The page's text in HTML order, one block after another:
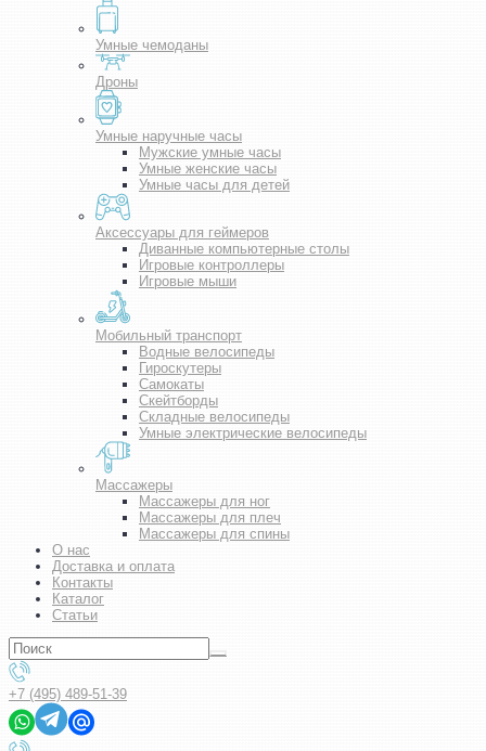
Умные чемоданы
Дроны
Умные наручные часы
Мужские умные часы
Умные женские часы
Умные часы для детей
Аксессуары для геймеров
Диванные компьютерные столы
Игровые контроллеры
Игровые мыши
Мобильный транспорт
Водные велосипеды
Гироскутеры
Самокаты
Скейтборды
Складные велосипеды
Умные электрические велосипеды
Массажеры
Массажеры для ног
Массажеры для плеч
Массажеры для спины
О нас
Доставка и оплата
Контакты
Каталог
Статьи
+7 (495) 489-51-39